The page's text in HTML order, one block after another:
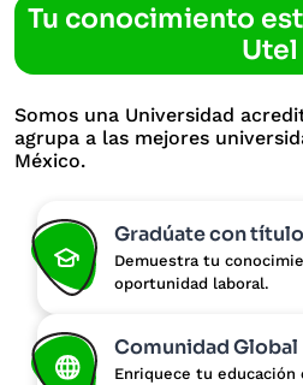
Tu conocimiento
Utel
Somos una Universidad
agrupa a las mejores
México.
Gradúate con
Demuestra tu
oportunidad laboral.
Comunidad Global
Enriquece tu educación